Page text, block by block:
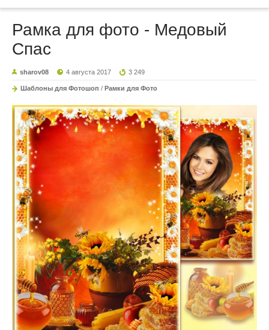
Рамка для фото - Медовый
Спас
sharov08 4 августа 2017 3 249
Шаблоны для Фотошоп / Рамки для Фото